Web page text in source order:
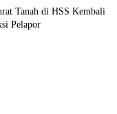
Tanah di HSS Kembali
Pelapor